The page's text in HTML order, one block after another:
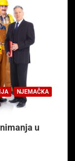
NJEMAČKA
u